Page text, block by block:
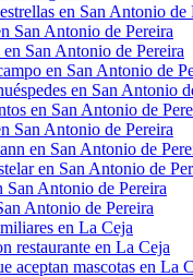
en San Antonio de
San Antonio de Pereira
San Antonio de Pereira
en San Antonio de
en San Antonio
en San Antonio de
San Antonio de Pereira
en San Antonio de
en San Antonio de
San Antonio de Pereira
Antonio de Pereira
en La Ceja
restaurante en La Ceja
aceptan mascotas en La